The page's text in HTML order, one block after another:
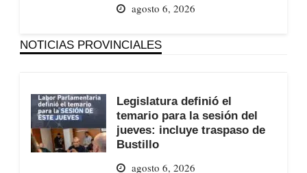
agosto 6, 2026
NOTICIAS PROVINCIALES
Legislatura definió el
temario para la sesión del
jueves: incluye traspaso de
Bustillo
agosto 6, 2026